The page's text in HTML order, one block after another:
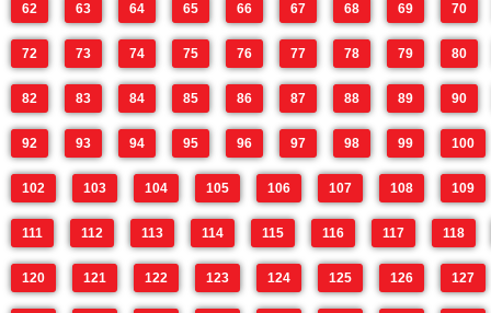
62 63 64 65 66 67 68 69 70
72 73 74 75 76 77 78 79 80
82 83 84 85 86 87 88 89 90
92 93 94 95 96 97 98 99 100
102 103 104 105 106 107 108 109
111 112 113 114 115 116 117 118
120 121 122 123 124 125 126 127